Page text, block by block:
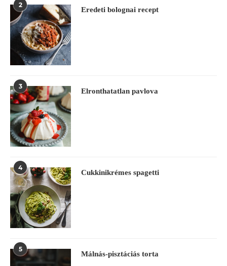
2
Eredeti bolognai recept
3
Elronthatatlan pavlova
4
Cukkinikrémes spagetti
5
Málnás-pisztáciás torta